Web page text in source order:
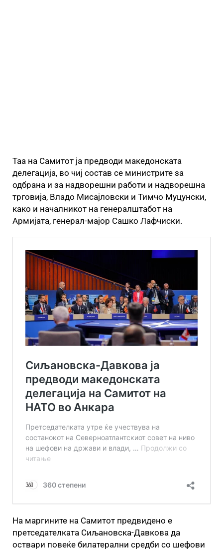
Таа на Самитот ја предводи македонската
делегација, во чиј состав се министрите за
одбрана и за надворешни работи и надворешна
трговија, Владо Мисајловски и Тимчо Муцунски,
како и началникот на генералштабот на
Армијата, генерал-мајор Сашко Лафчиски.
На маргините на Самитот предвидено е
претседателката Сиљановска-Давкова да
оствари повеќе билатерални средби со шефови